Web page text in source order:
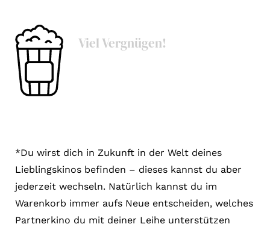
Viel Vergnügen!
*Du wirst dich in Zukunft in der Welt deines
Lieblingskinos befinden – dieses kannst du aber
jederzeit wechseln. Natürlich kannst du im
Warenkorb immer aufs Neue entscheiden, welches
Partnerkino du mit deiner Leihe unterstützen